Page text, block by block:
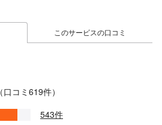
このサービスの口コミ
（口コミ619件）
543件